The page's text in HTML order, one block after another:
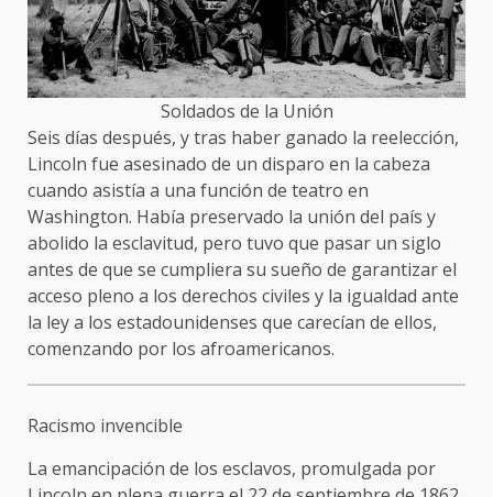
Soldados de la Unión
Seis días después, y tras haber ganado la reelección,
Lincoln fue asesinado de un disparo en la cabeza
cuando asistía a una función de teatro en
Washington. Había preservado la unión del país y
abolido la esclavitud, pero tuvo que pasar un siglo
antes de que se cumpliera su sueño de garantizar el
acceso pleno a los derechos civiles y la igualdad ante
la ley a los estadounidenses que carecían de ellos,
comenzando por los afroamericanos.
Racismo invencible
La emancipación de los esclavos, promulgada por